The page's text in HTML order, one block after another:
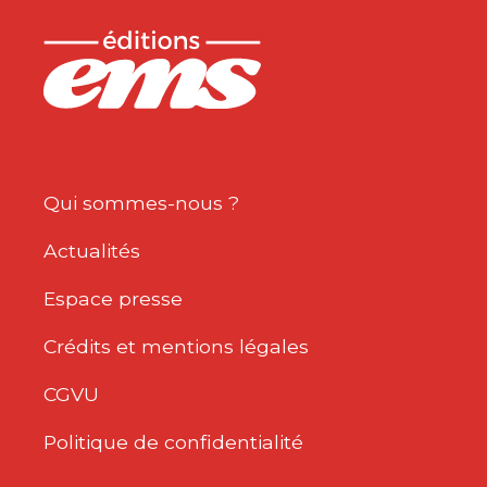
Qui sommes-nous ?
Actualités
Espace presse
Crédits et mentions légales
CGVU
Politique de confidentialité